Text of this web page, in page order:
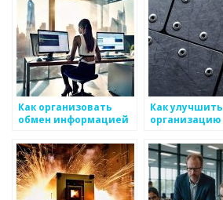
Как организовать
обмен информацией
металоизделий
Как улучшить
организацию
процесса